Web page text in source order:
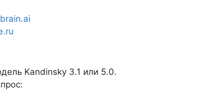
Kandinsky 3.1 или 5.0.